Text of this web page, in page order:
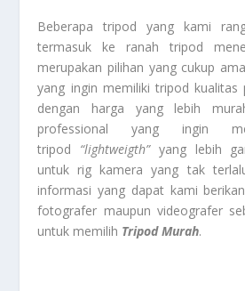
Beberapa tripod yang kami
termasuk ke ranah tripod
merupakan pilihan yang cukup
yang ingin memiliki tripod kualitas
dengan harga yang lebih
professional yang ingin
tripod “lightweigth”yang lebih
untuk rig kamera yang tak
informasi yang dapat kami
fotografer maupun videografer
untuk memilih Tripod Murah.